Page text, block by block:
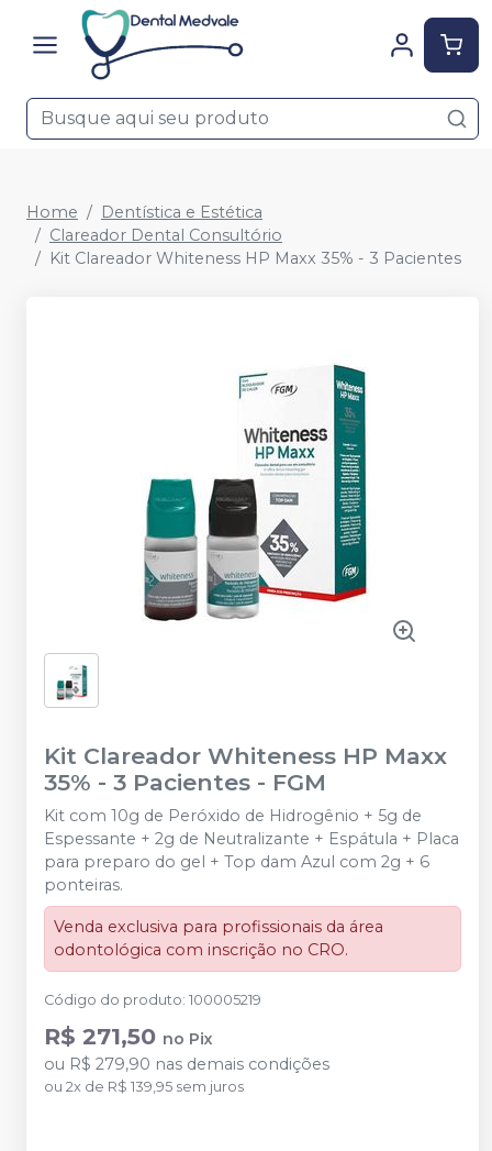
Home
Dentística e Estética
Clareador Dental Consultório
Kit Clareador Whiteness HP Maxx 35% - 3 Pacientes
Kit Clareador Whiteness HP Maxx
35% - 3 Pacientes - FGM
Kit com 10g de Peróxido de Hidrogênio + 5g de
Espessante + 2g de Neutralizante + Espátula + Placa
para preparo do gel + Top dam Azul com 2g + 6
ponteiras.
Venda exclusiva para profissionais da área
odontológica com inscrição no CRO.
Código do produto: 100005219
R$ 271,50 no Pix
ou R$ 279,90 nas demais condições
ou 2x de R$ 139,95 sem juros